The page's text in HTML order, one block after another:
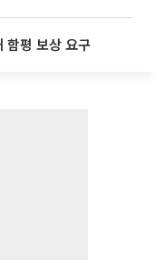
함평 보상 요구